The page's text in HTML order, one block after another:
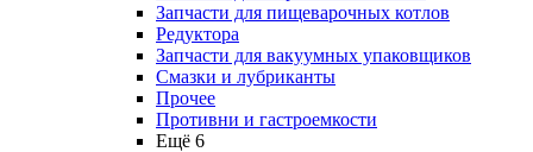
Запчасти для пищеварочных котлов
Редуктора
Запчасти для вакуумных упаковщиков
Смазки и лубриканты
Прочее
Противни и гастроемкости
Ещё 6